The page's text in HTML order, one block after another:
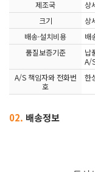
제조국
상
크기
상
배송·설치비용
배
품질보증기준
납
A/
A/S 책임자와 전화번
호
한
02. 배송정보